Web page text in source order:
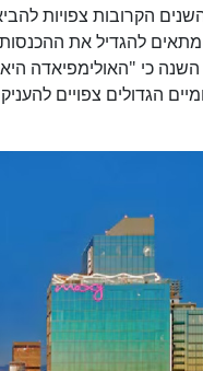
הקרובות צפויות
מתאים להגדיל את
כי "האולימפיאדה היא
הגדולים צפויים